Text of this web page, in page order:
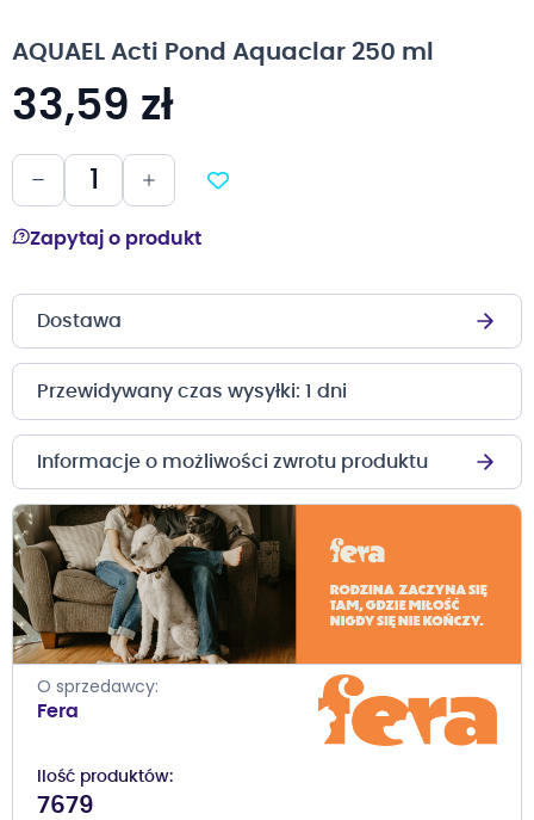
galerii
AQUAEL Acti Pond Aquaclar 250 ml
33,59 zł
Zapytaj o produkt
Dostawa
Przewidywany czas wysyłki: 1 dni
Informacje o możliwości zwrotu produktu
O sprzedawcy
Fera
Ilość produktów
7679